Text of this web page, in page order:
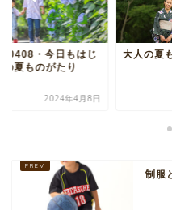
の夏ものがたり
2025年7月14日
20240513
制服